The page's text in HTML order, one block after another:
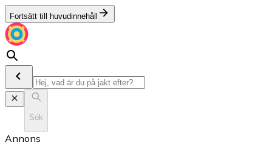
Fortsätt till huvudinnehåll
Sök
Annons